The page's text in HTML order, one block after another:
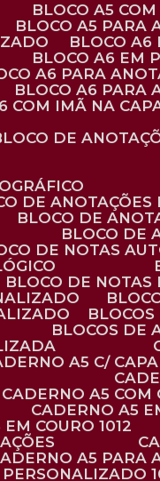
BLOCO A5
BLOCO A5
BLOCO
BLOCO A6 EM
A6 PARA
BLOCO A6
COM IMÃ NA
BLOCO DE
DE
BLOCO DE
BLOCO
DE NOTAS
BLOCO DE
BLOCOS
A5 C/
CADERNO A5
CADERNO A5
EM COURO 1012
CADERNO A5 PARA
PERSONALIZADO